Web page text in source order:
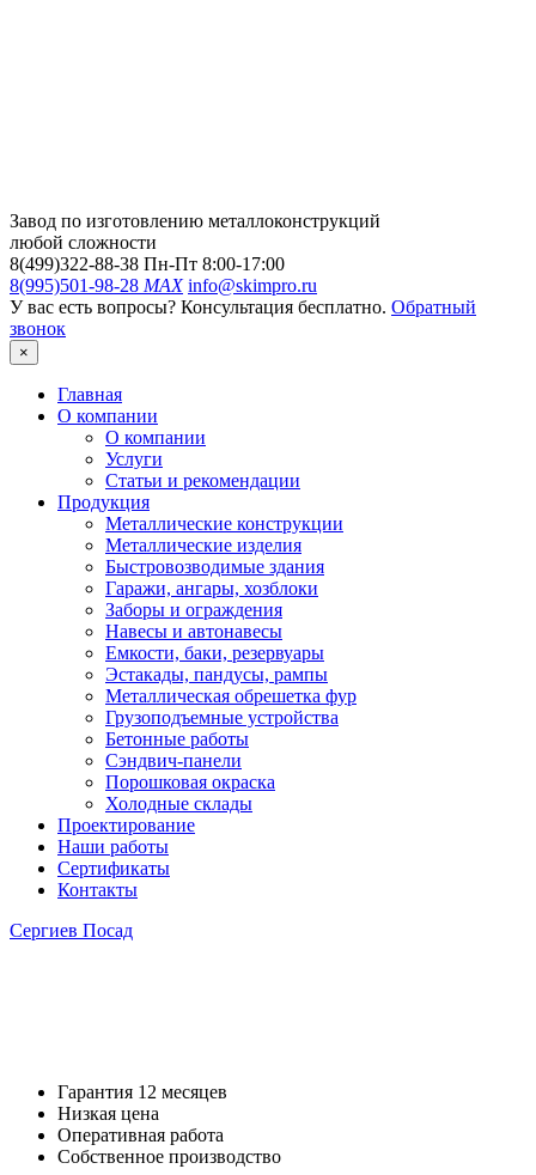
Завод по изготовлению металлоконструкций
любой сложности
8(499)322-88-38 Пн-Пт 8:00-17:00
8(995)501-98-28 MAX info@skimpro.ru
У вас есть вопросы? Консультация бесплатно. Обратный
звонок
×
Главная
О компании
О компании
Услуги
Статьи и рекомендации
Продукция
Металлические конструкции
Металлические изделия
Быстровозводимые здания
Гаражи, ангары, хозблоки
Заборы и ограждения
Навесы и автонавесы
Емкости, баки, резервуары
Эстакады, пандусы, рампы
Металлическая обрешетка фур
Грузоподъемные устройства
Бетонные работы
Сэндвич-панели
Порошковая окраска
Холодные склады
Проектирование
Наши работы
Сертификаты
Контакты
Сергиев Посад
Гарантия 12 месяцев
Низкая цена
Оперативная работа
Собственное производство